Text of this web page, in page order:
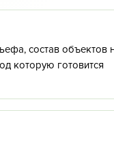
состав объектов
которую готовится